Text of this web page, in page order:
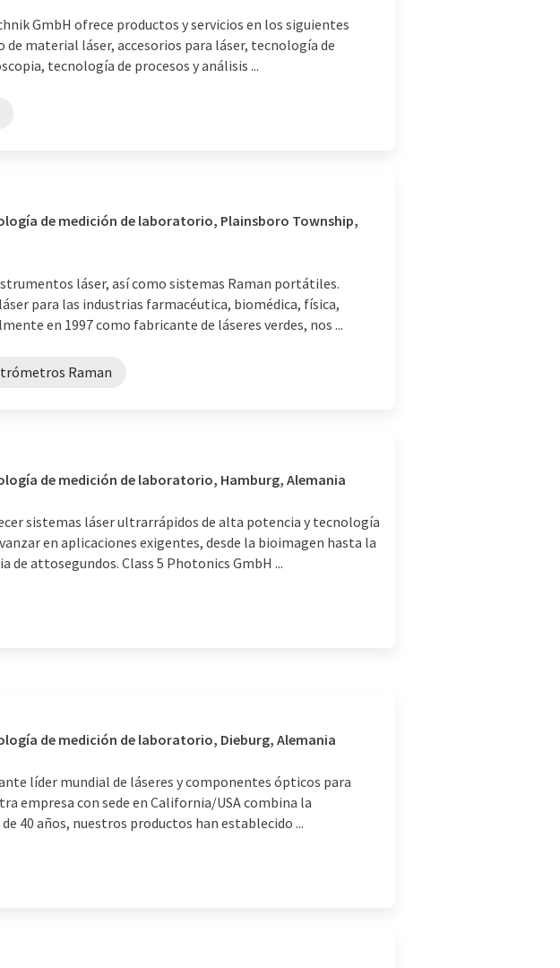
GmbH ofrece productos y servicios en los siguientes
material láser, accesorios para láser, tecnología de
tecnología de procesos y análisis ...
de medición de laboratorio, Plainsboro Township,
láser, así como sistemas Raman portátiles.
para las industrias farmacéutica, biomédica, física,
en 1997 como fabricante de láseres verdes, nos ...
Raman
de medición de laboratorio, Hamburg, Alemania
sistemas láser ultrarrápidos de alta potencia y tecnología
en aplicaciones exigentes, desde la bioimagen hasta la
attosegundos. Class 5 Photonics GmbH ...
de medición de laboratorio, Dieburg, Alemania
líder mundial de láseres y componentes ópticos para
empresa con sede en California/USA combina la
40 años, nuestros productos han establecido ...